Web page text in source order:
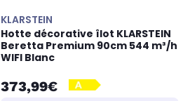
KLARSTEIN
Hotte décorative îlot KLARSTEIN
Beretta Premium 90cm 544 m³/h
WIFI Blanc
373,99€